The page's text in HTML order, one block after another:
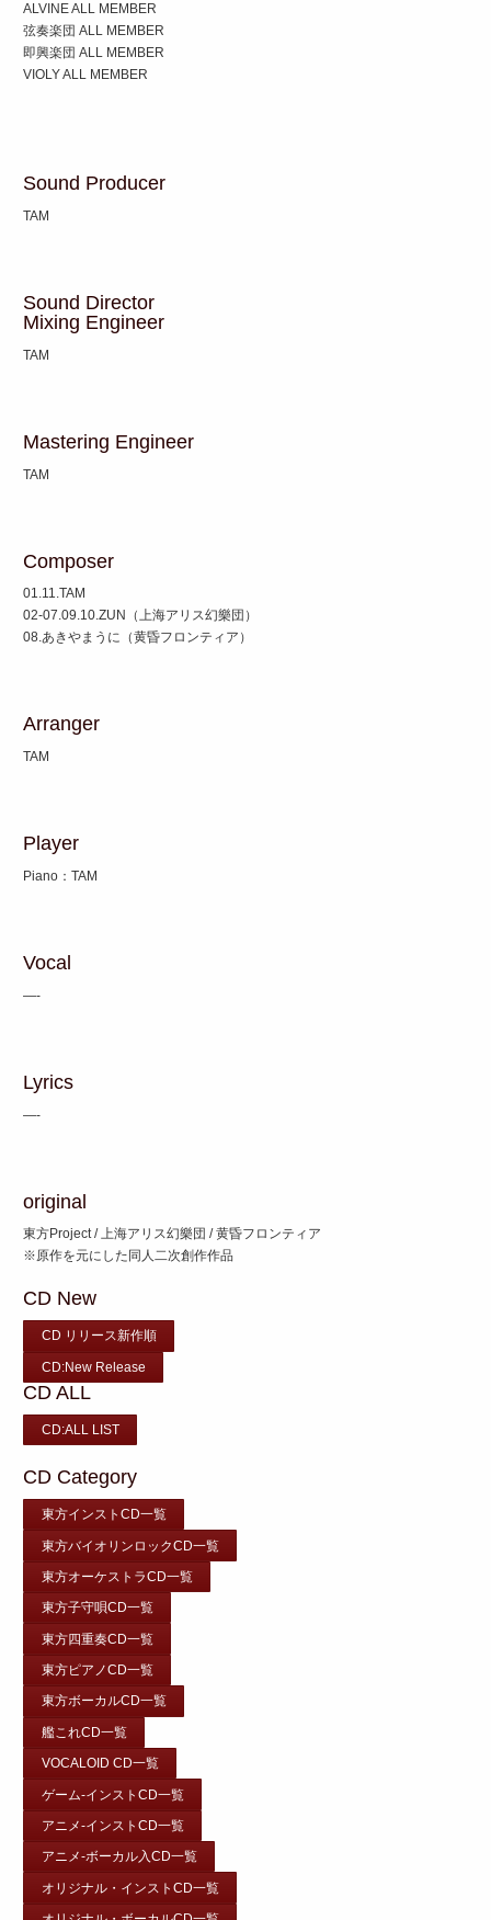
ALVINE ALL MEMBER
弦奏楽団 ALL MEMBER
即興楽団 ALL MEMBER
VIOLY ALL MEMBER
Sound Producer
TAM
Sound Director
Mixing Engineer
TAM
Mastering Engineer
TAM
Composer
01.11.TAM
02-07.09.10.ZUN（上海アリス幻樂団）
08.あきやまうに（黄昏フロンティア）
Arranger
TAM
Player
Piano：TAM
Vocal
—-
Lyrics
—-
original
東方Project / 上海アリス幻樂団 / 黄昏フロンティア
※原作を元にした同人二次創作作品
CD New
CD リリース新作順
CD:New Release
CD ALL
CD:ALL LIST
CD Category
東方インストCD一覧
東方バイオリンロックCD一覧
東方オーケストラCD一覧
東方子守唄CD一覧
東方四重奏CD一覧
東方ピアノCD一覧
東方ボーカルCD一覧
艦これCD一覧
VOCALOID CD一覧
ゲーム-インストCD一覧
アニメ-インストCD一覧
アニメ-ボーカル入CD一覧
オリジナル・インストCD一覧